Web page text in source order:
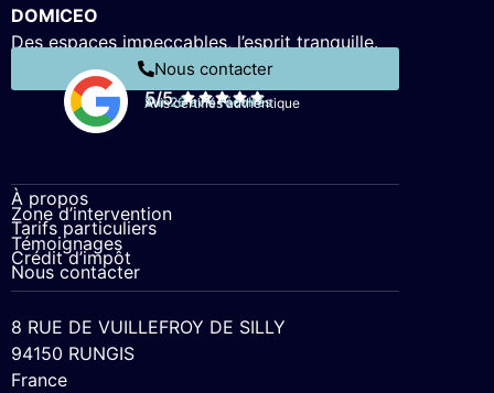
DOMICEO
Des espaces impeccables, l’esprit tranquille.
Nous contacter
5/5
Sur 26 avis récoltés
Avis certifiés authentique
À propos
Zone d’intervention
Tarifs particuliers
Témoignages
Crédit d’impôt
Nous contacter
8 RUE DE VUILLEFROY DE SILLY
94150 RUNGIS
France